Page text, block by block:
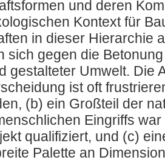
und deren
Kontext für
in dieser Hierarchie
sich gegen die
gestalteter Umwelt. Die
ist oft
(b) ein Großteil der
Eingriffs
qualifiziert, und (c)
Palette an